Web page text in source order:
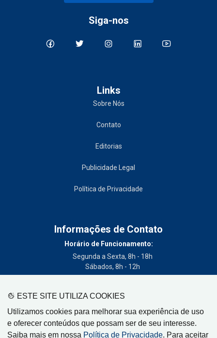
ESTE SITE UTILIZA COOKIES
Utilizamos cookies para melhorar sua experiência de uso
e oferecer conteúdos que possam ser de seu interesse.
Saiba mais em nossa Política de Privacidade. Para aceitar
Siga-nos
Links
Sobre Nós
Contato
Editorias
Publicidade Legal
Política de Privacidade
Informações de Contato
Horário de Funcionamento:
Segunda a Sexta, 8h - 18h
Sábados, 8h - 12h
(19) 3404-3700
Circulação:
Limeira - SP, Artur Nogueira - SP, Cordeirópolis - SP,
Engenheiro Coelho - SP, Iracemápolis - SP